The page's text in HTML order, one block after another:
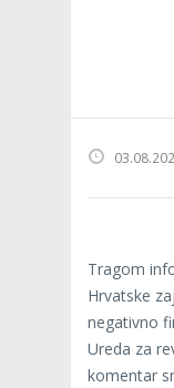
Tragom
Hrvatske
negativno
Ureda za
komentar